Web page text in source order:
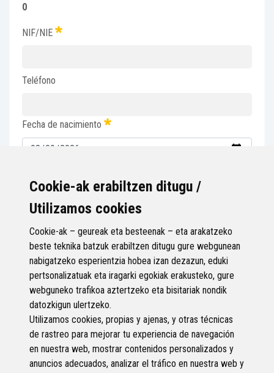
Cookie-ak erabiltzen ditugu /
Utilizamos cookies
Cookie-ak – geureak eta besteenak – eta arakatzeko
beste teknika batzuk erabiltzen ditugu gure webgunean
nabigatzeko esperientzia hobea izan dezazun, eduki
pertsonalizatuak eta iragarki egokiak erakusteko, gure
webguneko trafikoa aztertzeko eta bisitariak nondik
datozkigun ulertzeko.
Utilizamos cookies, propias y ajenas, y otras técnicas
de rastreo para mejorar tu experiencia de navegación
en nuestra web, mostrar contenidos personalizados y
anuncios adecuados, analizar el tráfico en nuestra web y
0
NIF/NIE
Teléfono
Fecha de nacimiento
Votación